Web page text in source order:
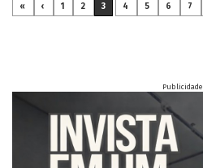
« ‹ 1 2 3 4 5 6 7
Publicidade